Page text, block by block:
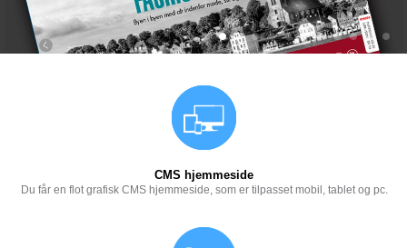
CMS hjemmeside
Du får en flot grafisk CMS hjemmeside, som er tilpasset mobil, tablet og pc.